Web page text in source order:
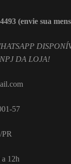
(envie sua
DA LOJA!
57
12h